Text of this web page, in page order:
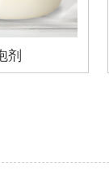
剂